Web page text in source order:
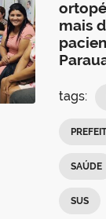
mais
tags:
SAÚDE
SUS